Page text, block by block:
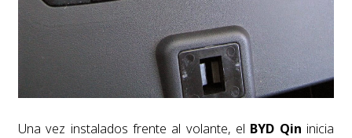
Una vez instalados frente al volante, el BYD Qin inicia